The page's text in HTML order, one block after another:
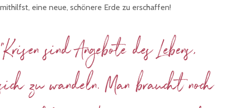
mithilfst, eine neue, schönere Erde zu erschaffen!
"Krisen sind Angebote des Lebens,
sich zu wandeln. Man braucht noch